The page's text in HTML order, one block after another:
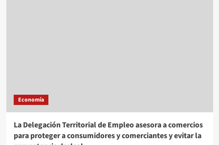
Economía
La Delegación Territorial de Empleo asesora a comercios
para proteger a consumidores y comerciantes y evitar la